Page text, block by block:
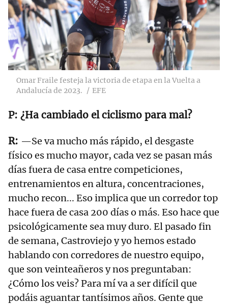
Omar Fraile festeja la victoria de etapa en la Vuelta a
Andalucía de 2023.
EFE
¿Ha cambiado el ciclismo para mal?
—Se va mucho más rápido, el desgaste
físico es mucho mayor, cada vez se pasan más
días fuera de casa entre competiciones,
entrenamientos en altura, concentraciones,
mucho recon... Eso implica que un corredor top
hace fuera de casa 200 días o más. Eso hace que
psicológicamente sea muy duro. El pasado fin
de semana, Castroviejo y yo hemos estado
hablando con corredores de nuestro equipo,
que son veinteañeros y nos preguntaban:
¿Cómo los veis? Para mí va a ser difícil que
podáis aguantar tantísimos años. Gente que